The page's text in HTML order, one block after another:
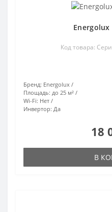
Energolux
Код товара:
Бренд: Energolux
Площадь: до 25 м²
Wi-Fi: Нет
Инвертор: Да
18
В